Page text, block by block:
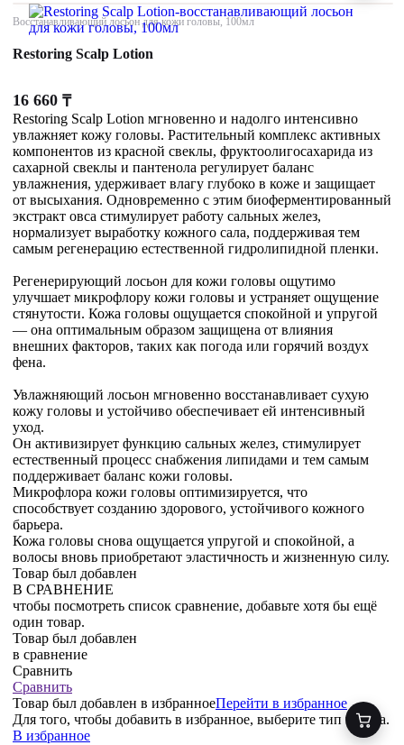
Восстанавливающий лосьон для кожи головы, 100мл
Restoring Scalp Lotion
16 660 ₸
Restoring Scalp Lotion мгновенно и надолго интенсивно
увлажняет кожу головы. Растительный комплекс активных
компонентов из красной свеклы, фруктоолигосахарида из
сахарной свеклы и пантенола регулирует баланс
увлажнения, удерживает влагу глубоко в коже и защищает
от высыхания. Одновременно с этим биоферментированный
экстракт овса стимулирует работу сальных желез,
нормализует выработку кожного сала, поддерживая тем
самым регенерацию естественной гидролипидной пленки.
Регенерирующий лосьон для кожи головы ощутимо
улучшает микрофлору кожи головы и устраняет ощущение
стянутости. Кожа головы ощущается спокойной и упругой
— она оптимальным образом защищена от влияния
внешних факторов, таких как погода или горячий воздух
фена.
Увлажняющий лосьон мгновенно восстанавливает сухую
кожу головы и устойчиво обеспечивает ей интенсивный
уход.
Он активизирует функцию сальных желез, стимулирует
естественный процесс снабжения липидами и тем самым
поддерживает баланс кожи головы.
Микрофлора кожи головы оптимизируется, что
способствует созданию здорового, устойчивого кожного
барьера.
Кожа головы снова ощущается упругой и спокойной, а
волосы вновь приобретают эластичность и жизненную силу.
Товар был добавлен
В СРАВНЕНИЕ
чтобы посмотреть список сравнение, добавьте хотя бы ещё
один товар.
Товар был добавлен
в сравнение
Сравнить
Сравнить
Товар был добавлен в избранноеПерейти в избранное
Для того, чтобы добавить в избранное, выберите тип товара.
В избранное